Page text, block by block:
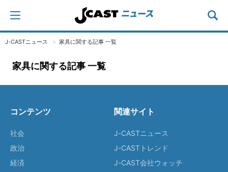
J-CASTニュース 家具に関する記事 一覧
家具に関する記事 一覧
コンテンツ
社会
政治
経済
関連サイト
J-CASTニュース
J-CASTトレンド
J-CAST会社ウォッチ